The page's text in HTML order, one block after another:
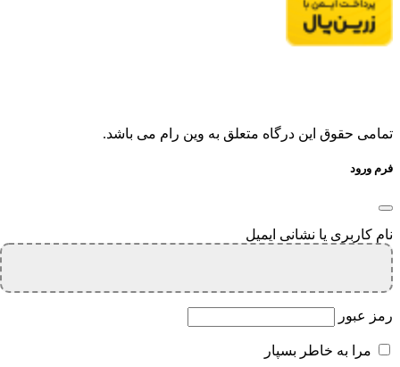
تمامی حقوق این درگاه متعلق به وین رام می باشد.
فرم ورود
نام کاربری یا نشانی ایمیل
رمز عبور
مرا به خاطر بسپار